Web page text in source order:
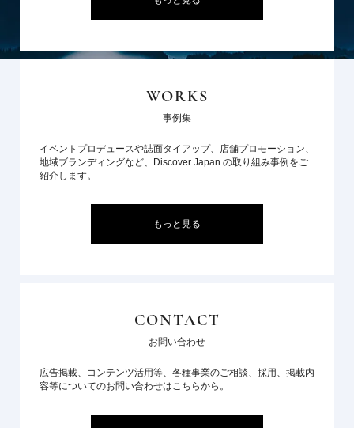
WORKS
事例集
イベントプロデュースや誌面タイアップ、店舗プロモーション、
地域ブランディングなど、Discover Japan の取り組み事例をご
紹介します。
もっと見る
CONTACT
お問い合わせ
広告掲載、コンテンツ活用等、各種事業のご相談、採用、掲載内
容等についてのお問い合わせはこちらから。